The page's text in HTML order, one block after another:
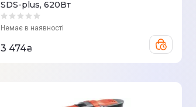
SDS-plus, 620Вт
Немає в наявності
3 474₴